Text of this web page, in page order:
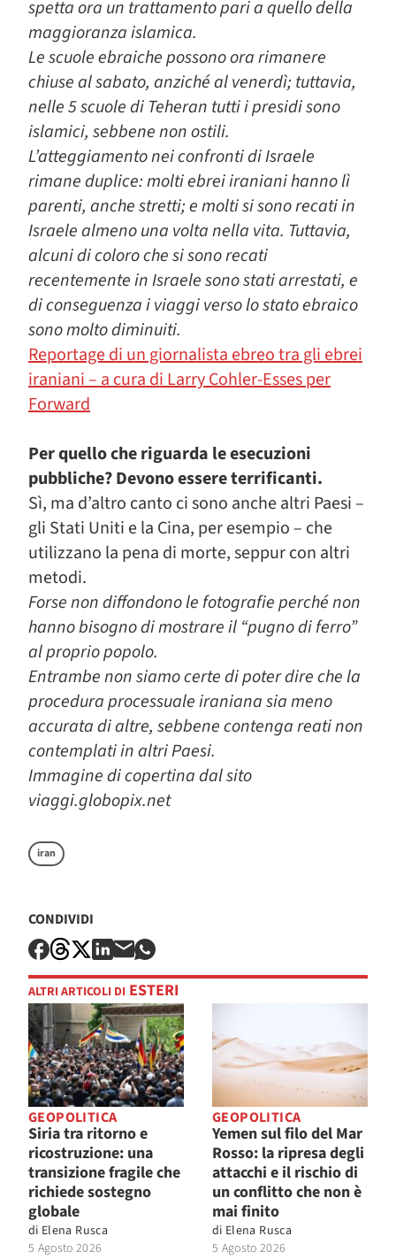
spetta ora un trattamento pari a quello della
maggioranza islamica.
Le scuole ebraiche possono ora rimanere
chiuse al sabato, anziché al venerdì; tuttavia,
nelle 5 scuole di Teheran tutti i presidi sono
islamici, sebbene non ostili.
L’atteggiamento nei confronti di Israele
rimane duplice: molti ebrei iraniani hanno lì
parenti, anche stretti; e molti si sono recati in
Israele almeno una volta nella vita. Tuttavia,
alcuni di coloro che si sono recati
recentemente in Israele sono stati arrestati, e
di conseguenza i viaggi verso lo stato ebraico
sono molto diminuiti.
Reportage di un giornalista ebreo tra gli ebrei
iraniani – a cura di Larry Cohler-Esses per
Forward
Per quello che riguarda le esecuzioni
pubbliche? Devono essere terrificanti.
Sì, ma d’altro canto ci sono anche altri Paesi –
gli Stati Uniti e la Cina, per esempio – che
utilizzano la pena di morte, seppur con altri
metodi.
Forse non diffondono le fotografie perché non
hanno bisogno di mostrare il “pugno di ferro”
al proprio popolo.
Entrambe non siamo certe di poter dire che la
procedura processuale iraniana sia meno
accurata di altre, sebbene contenga reati non
contemplati in altri Paesi.
Immagine di copertina dal sito
viaggi.globopix.net
iran
CONDIVIDI
ALTRI ARTICOLI DI ESTERI
GEOPOLITICA
Siria tra ritorno e
ricostruzione: una
transizione fragile che
richiede sostegno
globale
di Elena Rusca
5 Agosto 2026
GEOPOLITICA
Yemen sul filo del Mar
Rosso: la ripresa degli
attacchi e il rischio di
un conflitto che non è
mai finito
di Elena Rusca
5 Agosto 2026